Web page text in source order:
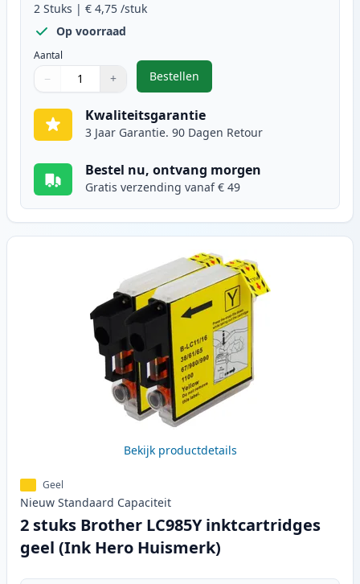
2 Stuks | € 4,75 /stuk
Op voorraad
Aantal
Gebruik de knoppen om aan te passen
− +
1
Bestellen
,2 stuks Brother LC985M
Kwaliteitsgarantie
3 Jaar Garantie. 90 Dagen Retour
Bestel nu, ontvang morgen
Gratis verzending vanaf € 49
Bekijk productdetails
Geel
Nieuw Standaard Capaciteit
2 stuks Brother LC985Y inktcartridges
geel (Ink Hero Huismerk)